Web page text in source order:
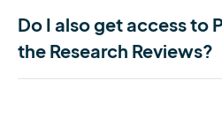
Do I also get access to
the Research Reviews?